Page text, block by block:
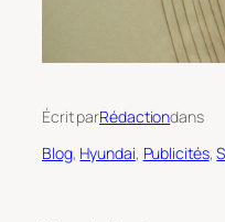
Écrit parRédactiondans
Blog, Hyundai, Publicités,